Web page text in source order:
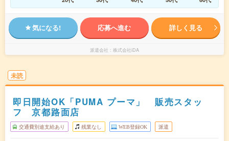
気になる! 応募へ進む 詳しく見る
派遣会社 株式会社iDA
未読
即日開始OK「PUMA プーマ」 販売スタッ
フ 京都路面店
交通費別途支給あり 残業なし WEB登録OK 派遣